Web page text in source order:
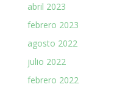
abril 2023
febrero 2023
agosto 2022
julio 2022
febrero 2022